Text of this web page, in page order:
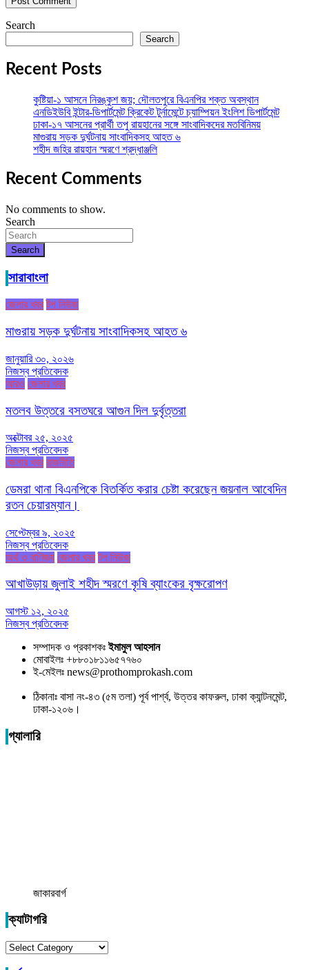
Search
Search
Recent Posts
কুষ্টিয়া-১ আসনে নিরঙ্কুশ জয়; দৌলতপুরে বিএনপির শক্ত অবস্থান
এনডিইউবি ইন্টার-ডিপার্টমেন্ট ক্রিকেট টুর্নামেন্টে চ্যাম্পিয়ন ইংলিশ ডিপার্টমেন্ট
ঢাকা-১৭ আসনের প্রার্থী তপু রায়হানের সঙ্গে সাংবাদিকদের মতবিনিময়
মাগুরায় সড়ক দুর্ঘটনায় সাংবাদিকসহ আহত ৬
শহীদ জহির রায়হান স্মরণে শ্রদ্ধাঞ্জলি
Recent Comments
No comments to show.
Search
Search
সারাবাংলা
জেলার খবর টপ নিউজ
মাগুরায় সড়ক দুর্ঘটনায় সাংবাদিকসহ আহত ৬
জানুয়ারি ৩০, ২০২৬
নিজস্ব প্রতিবেদক
আরও জেলার খবর
মতলব উত্তরে বসতঘরে আগুন দিল দুর্বৃত্তরা
অক্টোবর ২৫, ২০২৫
নিজস্ব প্রতিবেদক
জেলার খবর রাজনীতি
ডেমরা থানা বিএনপিকে বিতর্কিত করার চেষ্টা করেছেন জয়নাল আবেদিন
রতন চেয়ারম্যান।
সেপ্টেম্বর ৯, ২০২৫
নিজস্ব প্রতিবেদক
অর্থ ও বাণিজ্য জেলার খবর টপ নিউজ
আখাউড়ায় জুলাই শহীদ স্মরণে কৃষি ব্যাংকের বৃক্ষরোপণ
আগস্ট ১২, ২০২৫
নিজস্ব প্রতিবেদক
সম্পাদক ও প্রকাশকঃইমামুল আহসান
মোবাইলঃ +৮৮০১৮১১৬৫৭৭৬০
ই-মেইলঃ news@prothomprokash.com
ঠিকানাঃ বাসা নং-৪৩ (৫ম তলা) পূর্ব পার্শ্ব, উত্তর কাফরুল, ঢাকা ক্যান্টনমেন্ট,
ঢাকা-১২০৬।
গ্যালারি
জাকারবার্গ
ক্যাটাগরি
ক্যাটাগরি